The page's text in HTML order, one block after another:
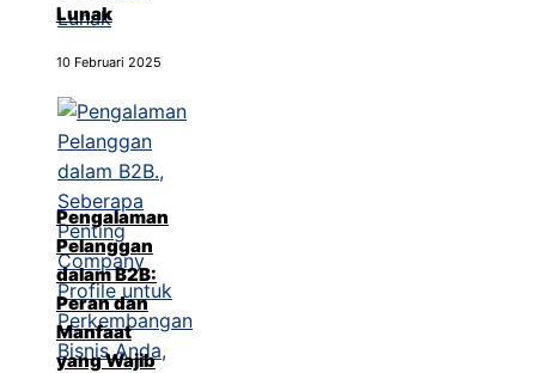
Lunak
10 Februari 2025
Pengalaman
Pelanggan
dalam B2B:
Peran dan
Manfaat
yang Wajib